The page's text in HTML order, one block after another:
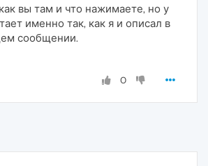
вы там и что нажимаете, но у
именно так, как я и описал в
сообщении.
0